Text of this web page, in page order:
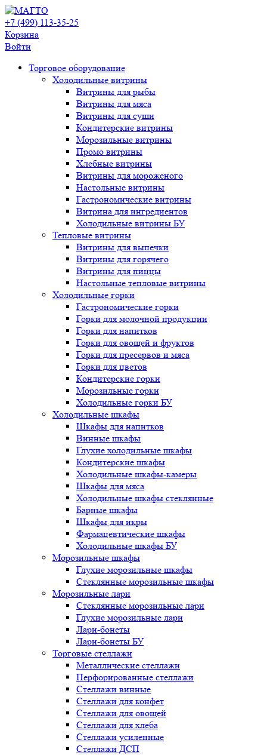
+7 (499) 113-35-25
Корзина
Войти
Свернуть/
развернуть
Торговое оборудованиe
Холодильные витрины
Витрины для рыбы
Витрины для мяса
Витрины для суши
Кондитерские витрины
Морозильные витрины
Промо витрины
Хлебные витрины
Витрины для мороженого
Настольные витрины
Гастрономические витрины
Витрина для ингредиентов
Холодильные витрины БУ
Тепловые витрины
Витрины для выпечки
Витрины для горячего
Витрины для пиццы
Настольные тепловые витрины
Холодильные горки
Гастрономические горки
Горки для молочной продукции
Горки для напитков
Горки для овощей и фруктов
Горки для пресервов и мяса
Горки для цветов
Кондитерские горки
Морозильные горки
Холодильные горки БУ
Холодильные шкафы
Шкафы для напитков
Винные шкафы
Глухие холодильные шкафы
Кондитерские шкафы
Холодильные шкафы-камеры
Шкафы для мяса
Холодильные шкафы стеклянные
Барные шкафы
Шкафы для икры
Фармацевтические шкафы
Холодильные шкафы БУ
Морозильные шкафы
Глухие морозильные шкафы
Стеклянные морозильные шкафы
Морозильные лари
Стеклянные морозильные лари
Глухие морозильные лари
Лари-бонеты
Лари-бонеты БУ
Торговые стеллажи
Металлические стеллажи
Перфорированные стеллажи
Стеллажи винные
Стеллажи для конфет
Стеллажи для овощей
Стеллажи для хлеба
Стеллажи усиленные
Стеллажи ДСП